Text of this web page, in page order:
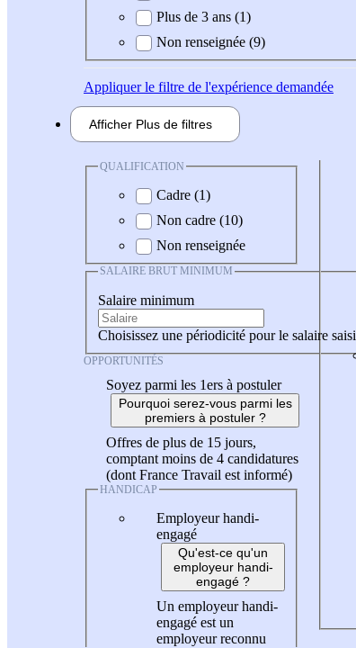
Plus de 3 ans (1)
Non renseignée (9)
Appliquerle filtre de l'expérience demandée
Afficher Plus de filtres
QUALIFICATION
Cadre (1)
Non cadre (10)
Non renseignée
SALAIRE BRUT MINIMUM
Salaire minimum
Choisissez une périodicité pour le salaire saisi
OPPORTUNITÉS
Soyez parmi les 1ers à postuler
Pourquoi serez-vous parmi les
premiers à postuler ?
Offres de plus de 15 jours,
comptant moins de 4 candidatures
(dont France Travail est informé)
HANDICAP
Employeur handi-
engagé
Qu'est-ce qu'un
employeur handi-
engagé ?
Un employeur handi-
engagé est un
employeur reconnu